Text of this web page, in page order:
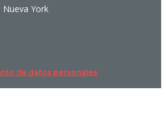
York
de datos personales